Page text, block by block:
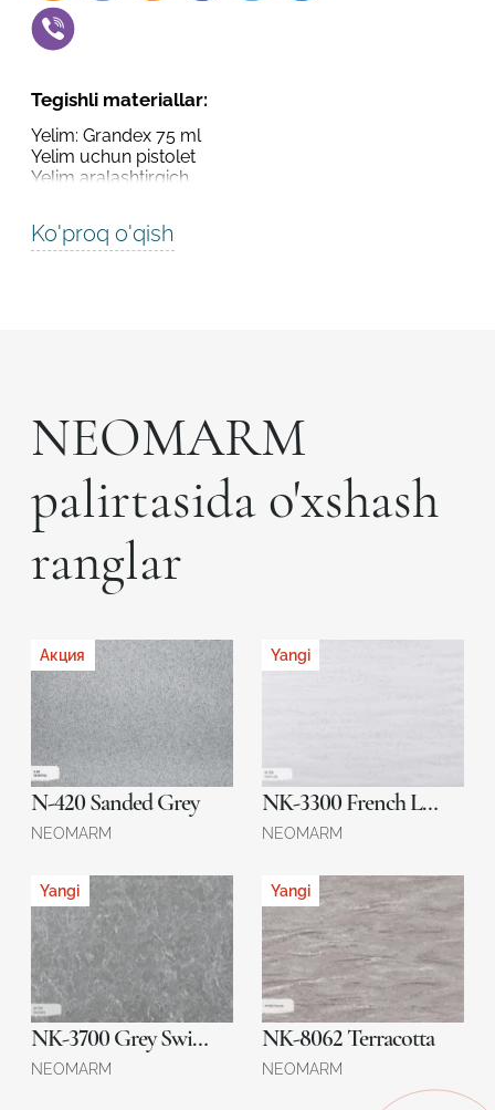
Tegishli materiallar:
Yelim: Grandex 75 ml
Yelim uchun pistolet
Yelim aralashtirgich
Ko'proq o'qish
NEOMARM
palirtasida o'xshash
ranglar
Акция
N-420 Sanded Grey
NEOMARM
Yangi
NK-3300 French Lace
NEOMARM
Yangi
NK-3700 Grey Swirls
NEOMARM
Yangi
NK-8062 Terracotta
NEOMARM